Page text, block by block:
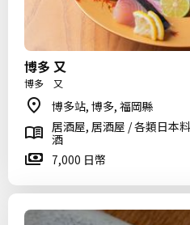
博多 又
博多 又
博多站, 博多, 福岡縣
居酒屋, 居酒屋 / 各類日本
酒
7,000 日幣